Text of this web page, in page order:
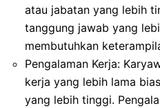
atau jabatan yang lebih
tanggung jawab yang
membutuhkan
Pengalaman Kerja:
kerja yang lebih lama
yang lebih tinggi.